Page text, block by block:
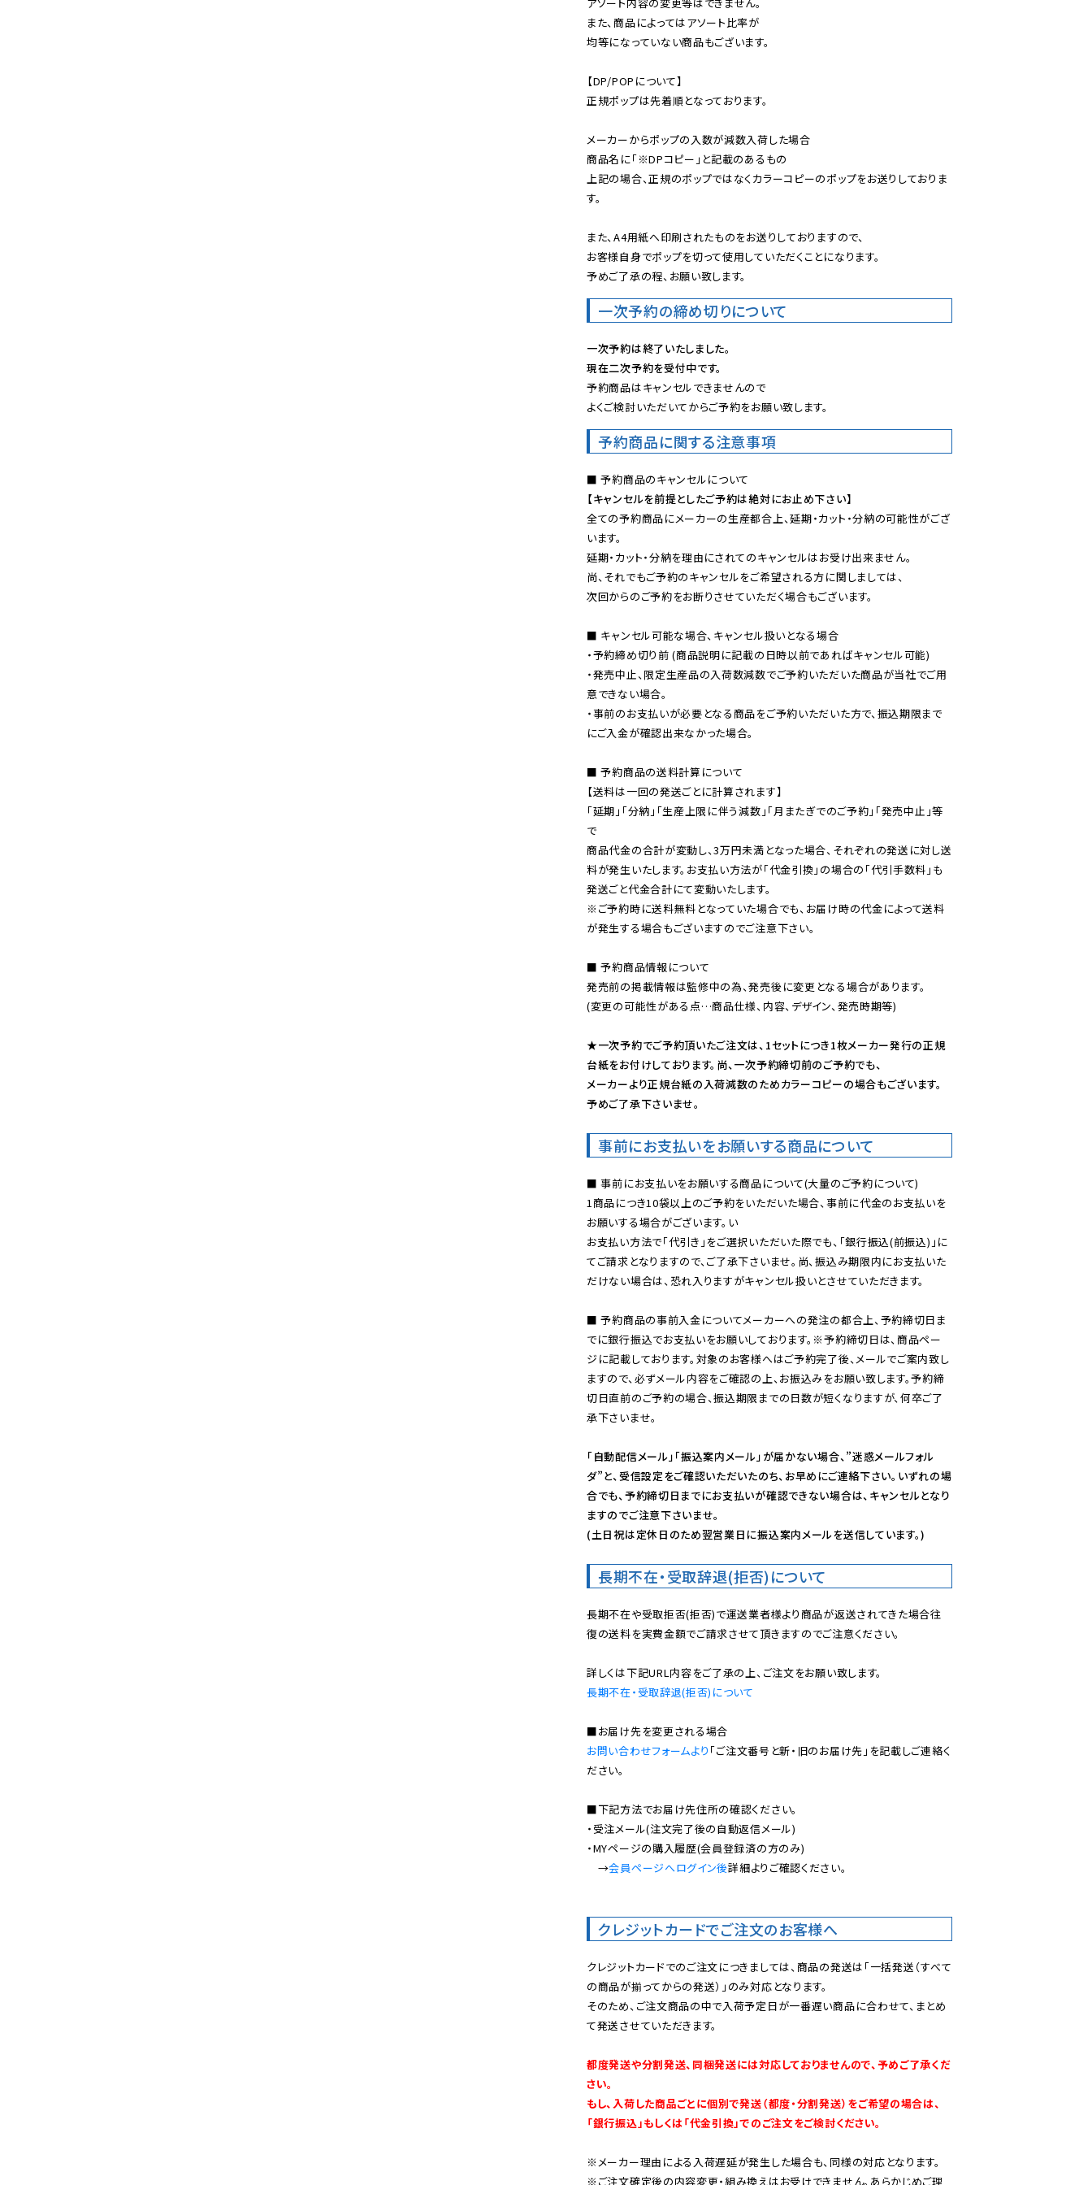
また、商品によってはアソート比率が
均等になっていない商品もございます。
【DP/POPについて】
正規ポップは先着順となっております。
メーカーからポップの入数が減数入荷した場合
商品名に「※DPコピー」と記載のあるもの
上記の場合、正規のポップではなくカラーコピーのポップをお送りしておりま
す。
また、A4用紙へ印刷されたものをお送りしておりますので、
お客様自身でポップを切って使用していただくことになります。
予めご了承の程、お願い致します。
一次予約の締め切りについて
一次予約は終了いたしました。
現在二次予約を受付中です。
予約商品はキャンセルできませんので
よくご検討いただいてからご予約をお願い致します。
予約商品に関する注意事項
【キャンセルを前提としたご予約は絶対にお止め下さい】
全ての予約商品にメーカーの生産都合上、延期・カット・分納の可能性がござ
います。
延期・カット・分納を理由にされてのキャンセルはお受け出来ません。
尚、それでもご予約のキャンセルをご希望される方に関しましては、
次回からのご予約をお断りさせていただく場合もございます。
■ キャンセル可能な場合、キャンセル扱いとなる場合
・予約締め切り前 (商品説明に記載の日時以前であればキャンセル可能)
・発売中止、限定生産品の入荷数減数でご予約いただいた商品が当社でご用
意できない場合。
・事前のお支払いが必要となる商品をご予約いただいた方で、振込期限まで
にご入金が確認出来なかった場合。
■ 予約商品の送料計算について
【送料は一回の発送ごとに計算されます】
「延期」「分納」「生産上限に伴う減数」「月またぎでのご予約」「発売中止」等
で
商品代金の合計が変動し、3万円未満となった場合、それぞれの発送に対し送
料が発生いたします。お支払い方法が「代金引換」の場合の「代引手数料」も
※ご予約時に送料無料となっていた場合でも、お届け時の代金によって送料
が発生する場合もございますのでご注意下さい。
■ 予約商品情報について
発売前の掲載情報は監修中の為、発売後に変更となる場合があります。
(変更の可能性がある点…商品仕様、内容、デザイン、発売時期等)
★一次予約でご予約頂いたご注文は、1セットにつき1枚メーカー発行の正規
台紙をお付けしております。尚、一次予約締切前のご予約でも、
メーカーより正規台紙の入荷減数のためカラーコピーの場合もございます。
予めご了承下さいませ。
事前にお支払いをお願いする商品について
■ 事前にお支払いをお願いする商品について(大量のご予約について)
1商品につき10袋以上のご予約をいただいた場合、事前に代金のお支払いを
お願いする場合がございます。い
お支払い方法で「代引き」をご選択いただいた際でも、「銀行振込(前振込)」に
てご請求となりますので、ご了承下さいませ。尚、振込み期限内にお支払いた
だけない場合は、恐れ入りますがキャンセル扱いとさせていただきます。
■ 予約商品の事前入金についてメーカーへの発注の都合上、予約締切日ま
でに銀行振込でお支払いをお願いしております。※予約締切日は、商品ペー
ジに記載しております。対象のお客様へはご予約完了後、メールでご案内致し
ますので、必ずメール内容をご確認の上、お振込みをお願い致します。予約締
切日直前のご予約の場合、振込期限までの日数が短くなりますが、何卒ご了
承下さいませ。
「自動配信メール」「振込案内メール」が届かない場合、”迷惑メールフォル
ダ”と、受信設定をご確認いただいたのち、お早めにご連絡下さい。いずれの場
合でも、予約締切日までにお支払いが確認できない場合は、キャンセルとなり
ますのでご注意下さいませ。
(土日祝は定休日のため翌営業日に振込案内メールを送信しています。)
長期不在・受取辞退(拒否)について
長期不在や受取拒否(拒否)で運送業者様より商品が返送されてきた場合往
復の送料を実費金額でご請求させて頂きますのでご注意ください。
長期不在・受取辞退(拒否)について
お問い合わせフォームより 「ご注文番号と新・旧のお届け先」を記載しご連絡く
ださい。
■下記方法でお届け先住所の確認ください。
・受注メール(注文完了後の自動返信メール)
・MYページの購入履歴(会員登録済の方のみ)
→会員ページへログイン後詳細よりご確認ください。
クレジットカードでご注文のお客様へ
クレジットカードでのご注文につきましては、商品の発送は「一括発送（すべて
の商品が揃ってからの発送）」のみ対応となります。
そのため、ご注文商品の中で入荷予定日が一番遅い商品に合わせて、まとめ
て発送させていただきます。
都度発送や分割発送、同梱発送には対応しておりませんので、予めご了承くだ
さい。
もし、入荷した商品ごとに個別で発送（都度・分割発送）をご希望の場合は、
「銀行振込」もしくは「代金引換」でのご注文をご検討ください。
※メーカー理由による入荷遅延が発生した場合も、同様の対応となります。
※ご注文確定後の内容変更・組み換えはお受けできません。あらかじめご理